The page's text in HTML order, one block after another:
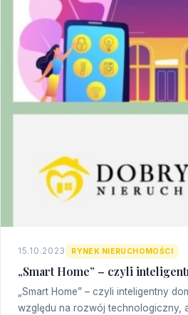
15.10.2023 RYNEK NIERUCHOMOŚCI
„Smart Home” – czyli
„Smart Home” – czyli inteligentny
względu na rozwój technologiczny,